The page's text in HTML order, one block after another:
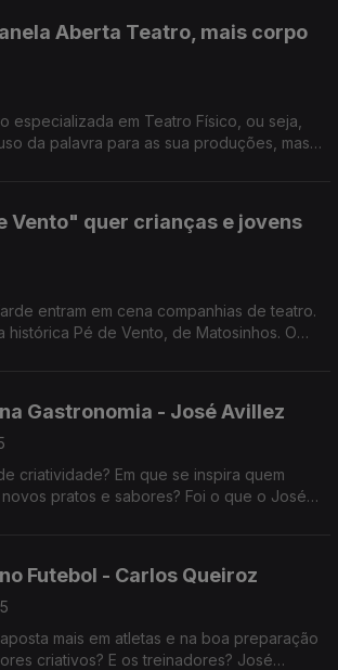
Aberta Teatro, mais corpo
especializada em Teatro Físico, ou seja,
da palavra para as sua produções, mas
Vento" quer crianças e jovens
entram em cena companhias de teatro.
histórica Pé de Vento, de Matosinhos. O
Gastronomia - José Avillez
criatividade? Em que se inspira quem
pratos e sabores? Foi o que o José
Futebol - Carlos Queiroz
mais em atletas e na boa preparação
criativos? E os treinadores? José